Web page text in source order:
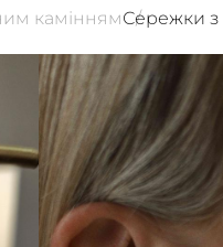
каміннямСережки з